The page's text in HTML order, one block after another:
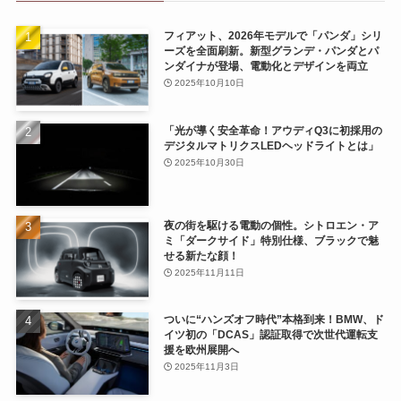
フィアット、2026年モデルで「パンダ」シリ
ーズを全面刷新。新型グランデ・パンダとパ
ンダイナが登場、電動化とデザインを両立
2025年10月10日
「光が導く安全革命！アウディQ3に初採用の
デジタルマトリクスLEDヘッドライトとは」
2025年10月30日
夜の街を駆ける電動の個性。シトロエン・ア
ミ「ダークサイド」特別仕様、ブラックで魅
せる新たな顔！
2025年11月11日
ついに“ハンズオフ時代”本格到来！BMW、ド
イツ初の「DCAS」認証取得で次世代運転支
援を欧州展開へ
2025年11月3日